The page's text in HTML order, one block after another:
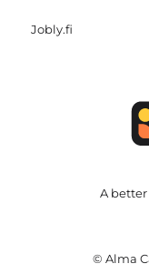
Jobly.fi
A
© Alma